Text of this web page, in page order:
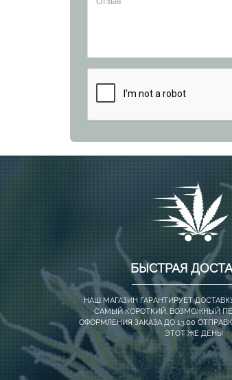
БЫСТРАЯ
НАШ МАГАЗИН ГАРАНТИРУЕТ
САМЫЙ КОРОТКИЙ, ВОЗМОЖНЫЙ
ОФОРМЛЕНИЯ ЗАКАЗА ДО 13.00
ЭТОТ ЖЕ ДЕНЬ!